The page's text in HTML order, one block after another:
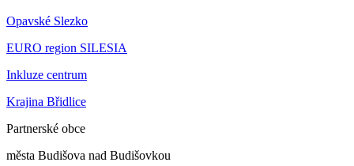
Opavské Slezko
EURO region SILESIA
Inkluze centrum
Krajina Břidlice
Partnerské obce
města Budišova nad Budišovkou